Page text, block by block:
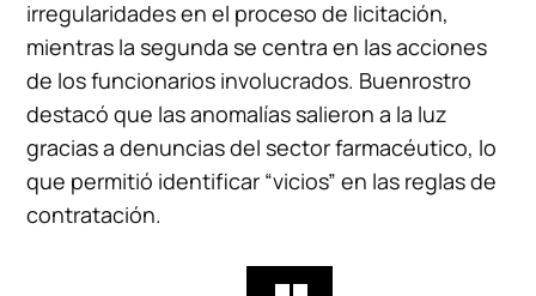
irregularidades en el proceso de licitación,
mientras la segunda se centra en las acciones
de los funcionarios involucrados. Buenrostro
destacó que las anomalías salieron a la luz
gracias a denuncias del sector farmacéutico, lo
que permitió identificar “vicios” en las reglas de
contratación.